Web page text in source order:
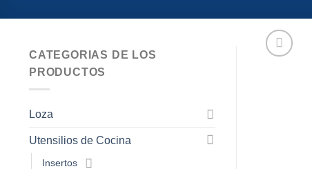
CATEGORIAS DE LOS
PRODUCTOS
Loza
Utensilios de Cocina
Insertos